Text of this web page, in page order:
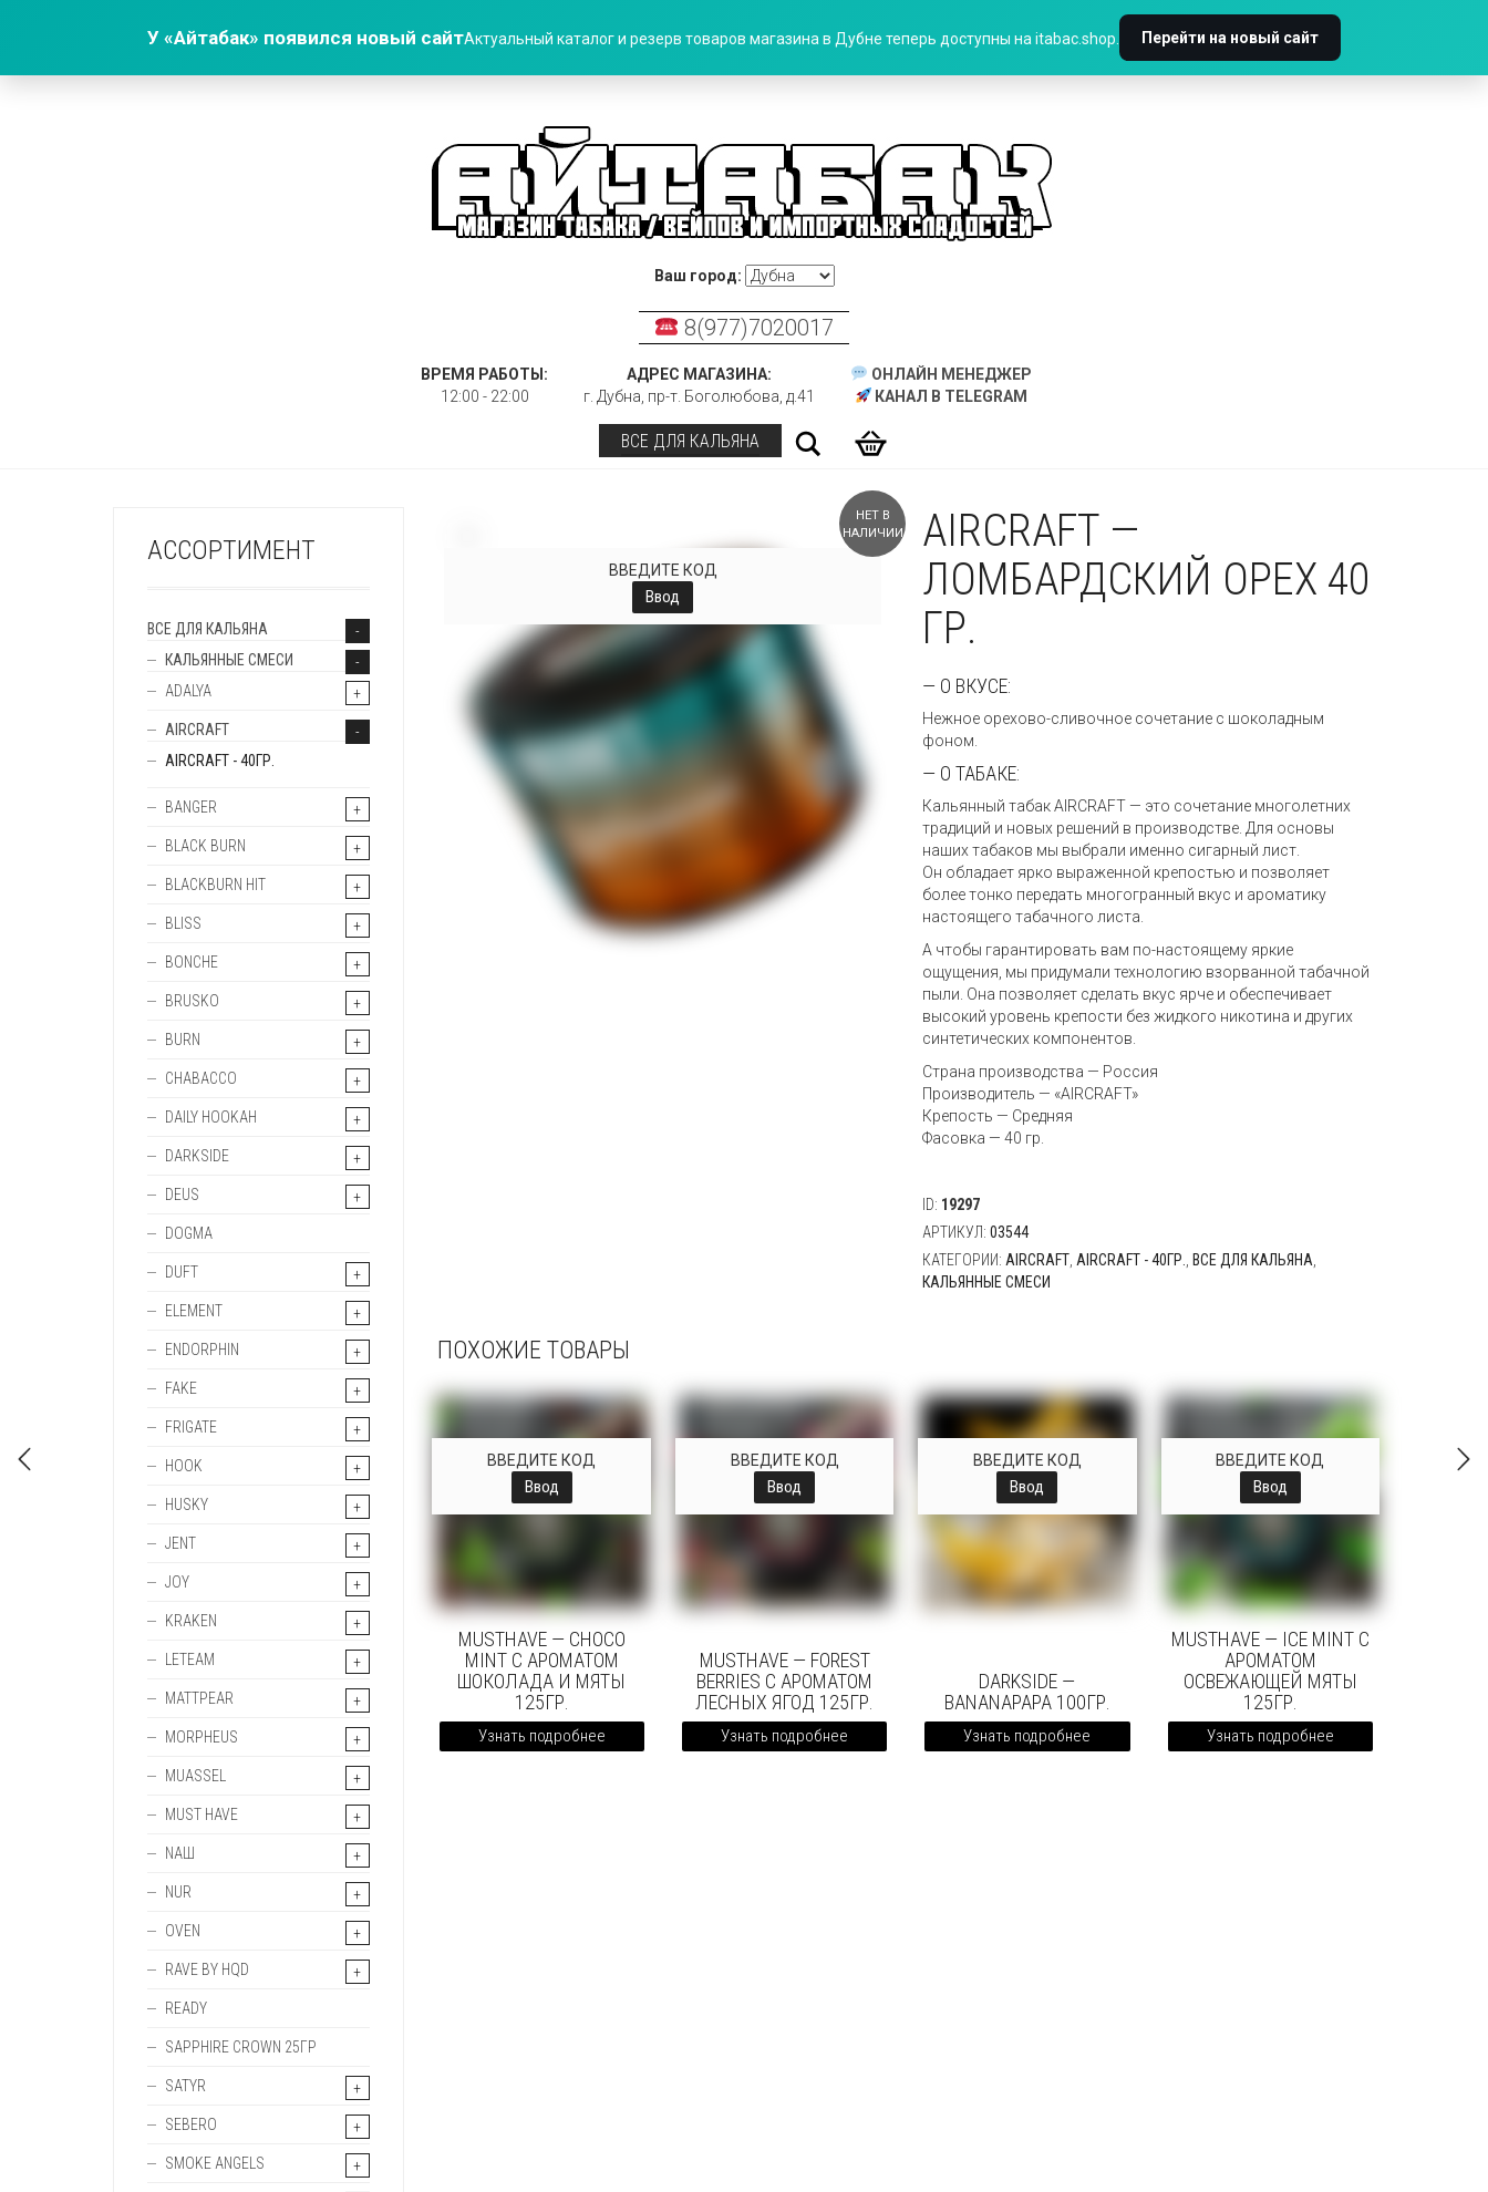
У «Айтабак» появился новый сайтАктуальный каталог и резерв товаров магазина в Дубне теперь доступны на itabac.shop. Перейти на новый сайт
Ваш город:
8(977)7020017
ВРЕМЯ РАБОТЫ:
12:00 - 22:00
АДРЕС МАГАЗИНА:
г. Дубна, пр-т. Боголюбова, д.41
ОНЛАЙН МЕНЕДЖЕР
КАНАЛ В TELEGRAM
ВСЕ ДЛЯ КАЛЬЯНА Поиск
НЕТ В
НАЛИЧИИ
ВВЕДИТЕ КОД
Ввод
AIRCRAFT —
ЛОМБАРДСКИЙ ОРЕХ 40
ГР.
— О ВКУСЕ:
Нежное орехово-сливочное сочетание с шоколадным
фоном.
— О ТАБАКЕ:
Кальянный табак AIRCRAFT — это сочетание многолетних
традиций и новых решений в производстве. Для основы
наших табаков мы выбрали именно сигарный лист.
Он обладает ярко выраженной крепостью и позволяет
более тонко передать многогранный вкус и ароматику
настоящего табачного листа.
А чтобы гарантировать вам по-настоящему яркие
ощущения, мы придумали технологию взорванной табачной
пыли. Она позволяет сделать вкус ярче и обеспечивает
высокий уровень крепости без жидкого никотина и других
синтетических компонентов.
Страна производства — Россия
Производитель — «AIRCRAFT»
Крепость — Средняя
Фасовка — 40 гр.
ID: 19297
АРТИКУЛ:03544
КАТЕГОРИИ: AIRCRAFT AIRCRAFT - 40ГР. ВСЕ ДЛЯ КАЛЬЯНА
КАЛЬЯННЫЕ СМЕСИ
ПОХОЖИЕ ТОВАРЫ
ВВЕДИТЕ КОД
Ввод
MUSTHAVE — CHOCO
MINT С АРОМАТОМ
ШОКОЛАДА И МЯТЫ
125ГР.
Узнать подробнее
ВВЕДИТЕ КОД
Ввод
MUSTHAVE — FOREST
BERRIES С АРОМАТОМ
ЛЕСНЫХ ЯГОД 125ГР.
Узнать подробнее
ВВЕДИТЕ КОД
Ввод
DARKSIDE —
BANANAPAPA 100ГР.
Узнать подробнее
ВВЕДИТЕ КОД
Ввод
MUSTHAVE — ICE MINT С
АРОМАТОМ
ОСВЕЖАЮЩЕЙ МЯТЫ
125ГР.
Узнать подробнее
АССОРТИМЕНТ
ВСЕ ДЛЯ КАЛЬЯНА
КАЛЬЯННЫЕ СМЕСИ
ADALYA
AIRCRAFT
AIRCRAFT - 40ГР.
BANGER
BLACK BURN
BLACKBURN HIT
BLISS
BONCHE
BRUSKO
BURN
CHABACCO
DAILY HOOKAH
DARKSIDE
DEUS
DOGMA
DUFT
ELEMENT
ENDORPHIN
FAKE
FRIGATE
HOOK
HUSKY
JENT
JOY
KRAKEN
LETEAM
MATTPEAR
MORPHEUS
MUASSEL
MUST HAVE
NAШ
NUR
OVEN
RAVE BY HQD
READY
SAPPHIRE CROWN 25ГР
SATYR
SEBERO
SMOKE ANGELS